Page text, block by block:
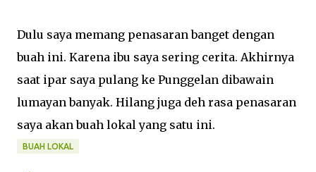
Dulu saya memang penasaran banget dengan
buah ini. Karena ibu saya sering cerita. Akhirnya
saat ipar saya pulang ke Punggelan dibawain
lumayan banyak. Hilang juga deh rasa penasaran
saya akan buah lokal yang satu ini.
BUAH LOKAL